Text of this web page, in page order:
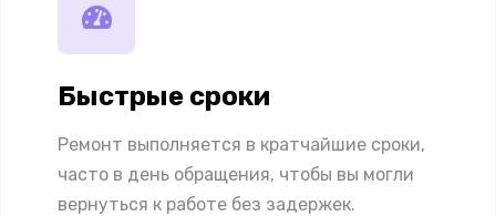
Быстрые сроки
Ремонт выполняется в кратчайшие сроки,
часто в день обращения, чтобы вы могли
вернуться к работе без задержек.